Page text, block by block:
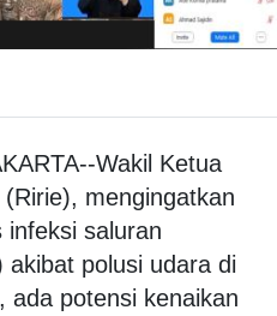
Wakil Ketua
mengingatkan
infeksi saluran
akibat polusi udara di
ada potensi kenaikan